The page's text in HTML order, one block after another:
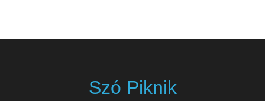
Szó Piknik